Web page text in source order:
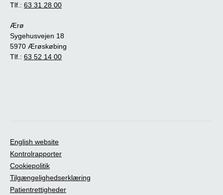
Tlf.: 63 31 28 00
Ærø
Sygehusvejen 18
5970 Ærøskøbing
Tlf.: 63 52 14 00
English website
Kontrolrapporter
Cookiepolitik
Tilgængelighedserklæring
Patientrettigheder